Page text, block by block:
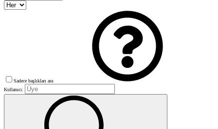
Sadece başlıkları ara
Kullanıcı: